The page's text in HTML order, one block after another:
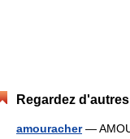
Regardez
amouracher—